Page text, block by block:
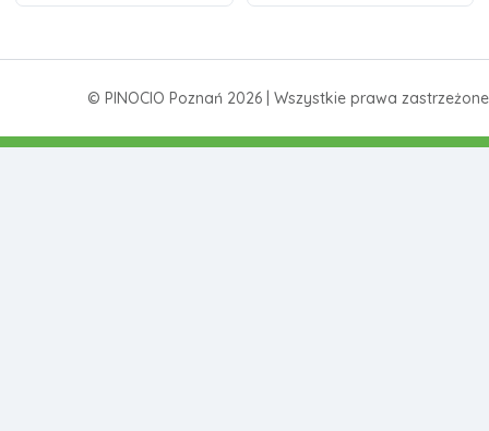
© PINOCIO Poznań 2026 | Wszystkie prawa zastrzeżone